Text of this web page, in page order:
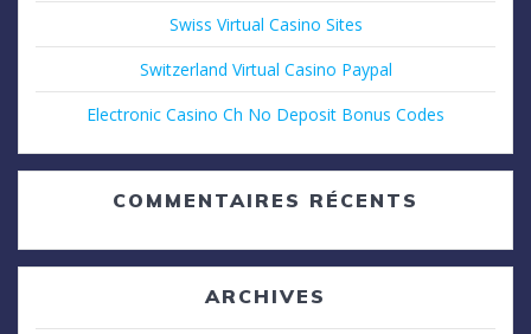
Swiss Virtual Casino Sites
Switzerland Virtual Casino Paypal
Electronic Casino Ch No Deposit Bonus Codes
COMMENTAIRES RÉCENTS
ARCHIVES